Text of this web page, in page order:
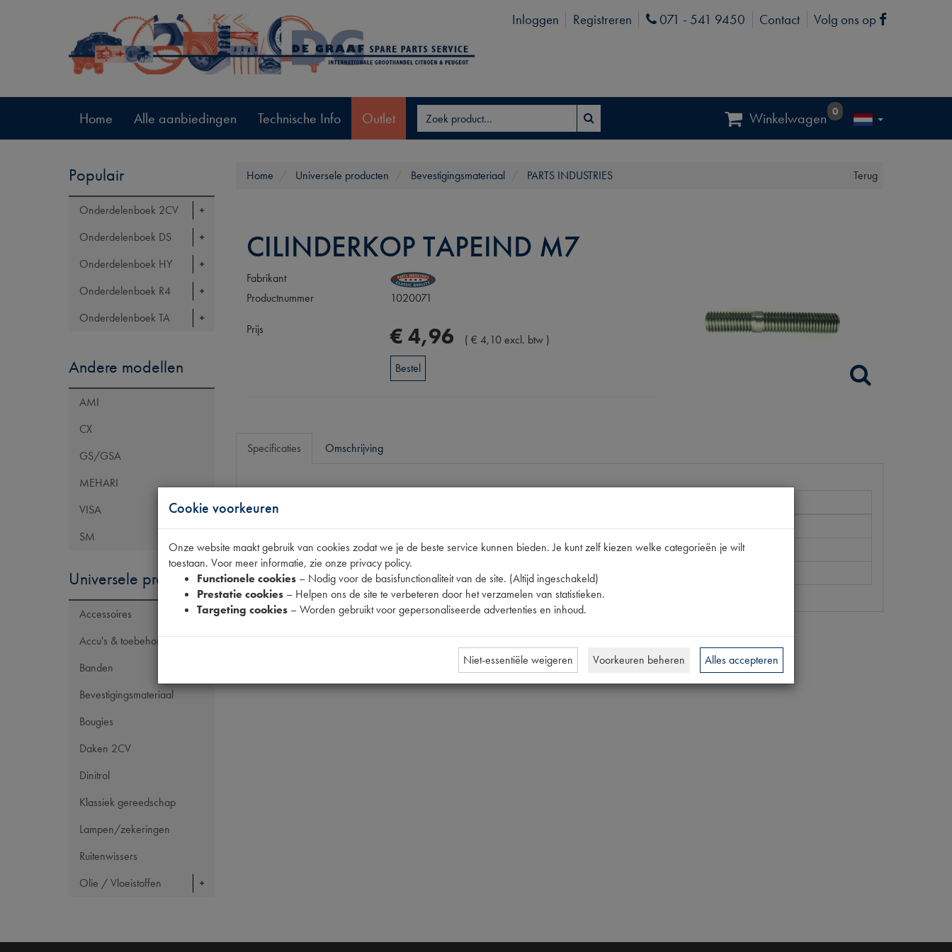
Inloggen Registreren Phone
071 - 541 9450 Contact Volg ons op Facebook
Home Alle aanbiedingen Technische Info Outlet Winkelwagen 0
Populair
Onderdelenboek 2CV
Onderdelenboek DS
Onderdelenboek HY
Onderdelenboek R4
Onderdelenboek TA
Andere modellen
AMI
CX
GS/GSA
MEHARI
VISA
SM
Universele producten
Accessoires
Accu's & toebehoren
Banden
Bevestigingsmateriaal
Bougies
Daken 2CV
Dinitrol
Klassiek gereedschap
Lampen/zekeringen
Ruitenwissers
Olie / Vloeistoffen
Terug
Home Universele producten Bevestigingsmateriaal PARTS INDUSTRIES
CILINDERKOP TAPEIND M7
Fabrikant
Productnummer
1020071
Prijs € 4,96 (€4,10excl. btw )
Bestel
Specificaties Omschrijving
Model Citroën
2CV
Codes
1020071 | 6020647 | 640-S
Maten
M7X43 [PW 4]
Cookie voorkeuren
Onze website maakt gebruik van cookies zodat we je de beste service kunnen bieden. Je kunt zelf kiezen welke categorieën je wilt
toestaan. Voor meer informatie, zie onze privacy policy.
Functionele cookies – Nodig voor de basisfunctionaliteit van de site. (Altijd ingeschakeld)
Prestatie cookies – Helpen ons de site te verbeteren door het verzamelen van statistieken.
Targeting cookies – Worden gebruikt voor gepersonaliseerde advertenties en inhoud.
Niet-essentiële weigeren Voorkeuren beheren Alles accepteren